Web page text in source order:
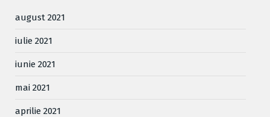
august 2021
iulie 2021
iunie 2021
mai 2021
aprilie 2021